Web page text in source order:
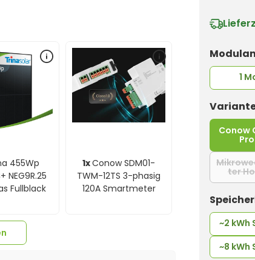
455Wp
NEG9R.25
Fullblack
1xConow SDM01-
TWM-12TS 3-phasig
120A Smartmeter
1
Conow
ter
~2 kWh
~8 kWh